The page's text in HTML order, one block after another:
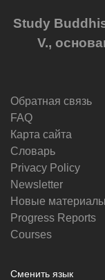
Study
V.,
Обратная связь
FAQ
Карта сайта
Словарь
Privacy Policy
Newsletter
Новые материалы
Progress Reports
Courses
Сменить язык